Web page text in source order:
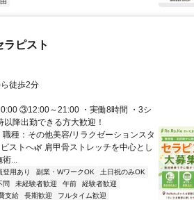
ピスト
徒歩2分
③12:00～21:00 ・実働8時間 ・3シ
降出勤できる方大歓迎！
種：その他美容/リラクゼーションスタ
ストへ🌿 肩甲骨ストレッチを中心とし
術...
登用あり 副業・WワークOK
土日祝のみOK
問 未経験者歓迎 午前
経験者歓迎
支給 長期歓迎 フルタイム歓迎